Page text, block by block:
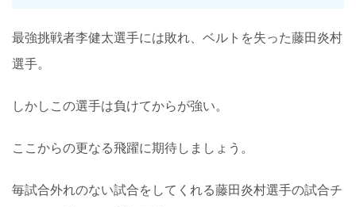
最強挑戦者李健太選手には敗れ、ベルトを失った藤田炎村
選手。
しかしこの選手は負けてからが強い。
ここからの更なる飛躍に期待しましょう。
毎試合外れのない試合をしてくれる藤田炎村選手の試合チ